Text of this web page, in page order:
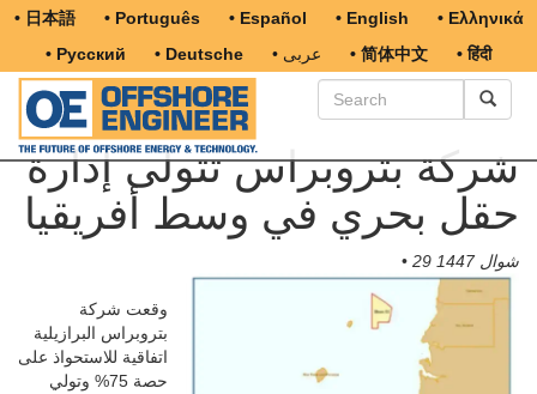
• 日本語 • Português • Español • English
• Ελληνικά
• Русский
• Deutsche • عربى • 简体中文 • हिंदी
شركة بتروبراس تتولى إدارة
حقل بحري في وسط أفريقيا
• 29 شوال 1447
وقعت شركة
بتروبراس البرازيلية
اتفاقية للاستحواذ على
حصة 75% وتولي